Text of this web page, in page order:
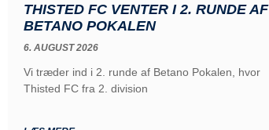
THISTED FC VENTER I 2. RUNDE AF
BETANO POKALEN
6. AUGUST 2026
Vi træder ind i 2. runde af Betano Pokalen, hvor
Thisted FC fra 2. division